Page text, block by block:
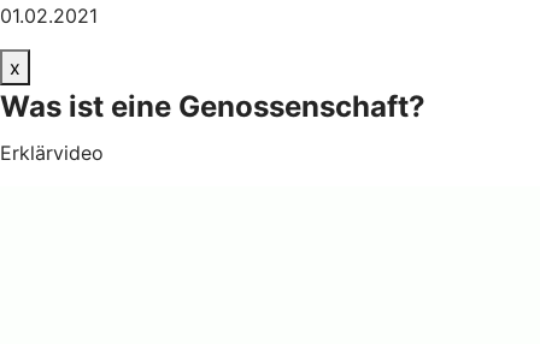
01.02.2021
x
Was ist eine Genossenschaft?
Erklärvideo